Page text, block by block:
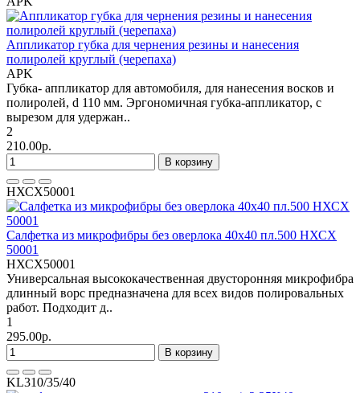
Аппликатор губка для чернения резины и нанесения
полиролей круглый (черепаха)
APK
Губка- аппликатор для автомобиля, для нанесения восков и
полиролей, d 110 мм. Эргономичная губка-аппликатор, с
вырезом для удержан..
2
210.00р.
В корзину
НХСХ50001
Салфетка из микрофибры без оверлока 40х40 пл.500 НХСХ
50001
НХСХ50001
Универсальная высококачественная двусторонняя микрофибра
длинный ворс предназначена для всех видов полировальных
работ. Подходит д..
1
295.00р.
В корзину
KL310/35/40